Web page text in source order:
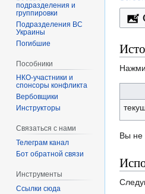
Вы не
подразделения и
группировки
Подразделения ВС
Украины
Погибшие
Пособники
спонсоры конфликта
‏‎Вербовщики
Инструкторы
Связаться с нами
Телеграм канал
Бот обратной связи
Инструменты
Ссылки сюда